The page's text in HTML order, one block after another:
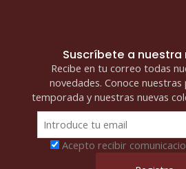
Suscríbete a
Recibe en tu correo todas
novedades. Conoce
temporada y nuestras nuevas
Acepto recibir